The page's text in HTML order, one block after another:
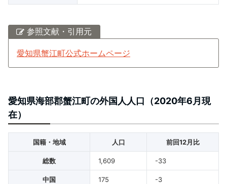
参照文献・引用元
愛知県蟹江町公式ホームページ
愛知県海部郡蟹江町の外国人人口（2020年6月現
在）
国籍・地域 人口 前回12月比
総数 1,609 -33
中国 175 -3